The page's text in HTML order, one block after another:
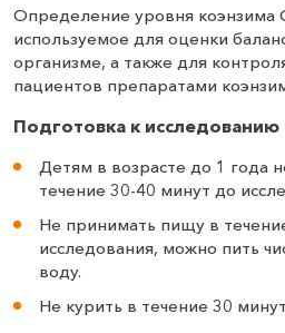
Определение уровня коэнзима
используемое для оценки
организме, а также для
пациентов препаратами
Подготовка к исследованию
Детям в возрасте до 1 года
течение 30-40 минут до
Не принимать пищу в
исследования, можно пить
воду.
Не курить в течение 30